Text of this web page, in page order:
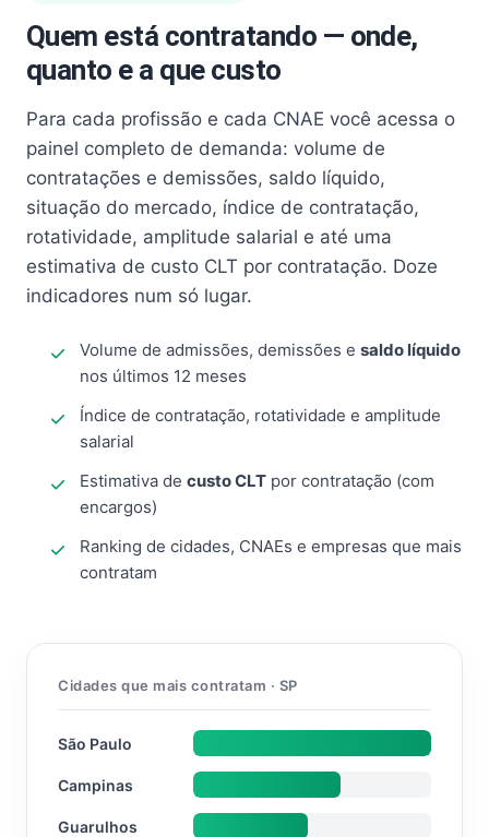
Quem está contratando — onde,
quanto e a que custo
Para cada profissão e cada CNAE você acessa o
painel completo de demanda: volume de
contratações e demissões, saldo líquido,
situação do mercado, índice de contratação,
rotatividade, amplitude salarial e até uma
estimativa de custo CLT por contratação. Doze
indicadores num só lugar.
Volume de admissões, demissões e saldo líquido
nos últimos 12 meses
Índice de contratação, rotatividade e amplitude
salarial
Estimativa de custo CLT por contratação (com
encargos)
Ranking de cidades, CNAEs e empresas que mais
contratam
Cidades que mais contratam · SP
São Paulo
Campinas
Guarulhos